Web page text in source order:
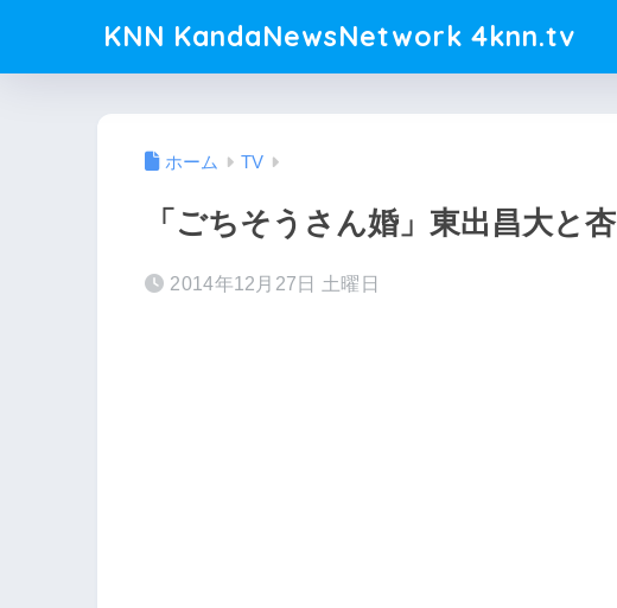
KNN KandaNewsNetwork 4knn.tv
ホーム TV
「ごちそうさん婚」東出昌大と杏
2014年12月27日 土曜日